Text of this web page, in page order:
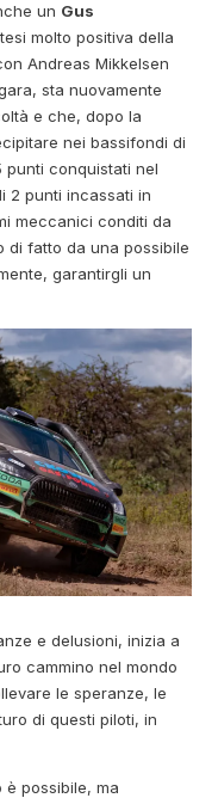
un Gus
molto positiva della
Andreas Mikkelsen
sta nuovamente
e che, dopo la
nei bassifondi di
conquistati nel
2 punti incassati in
meccanici conditi da
di fatto da una possibile
garantirgli un
e delusioni, inizia a
cammino nel mondo
le speranze, le
di questi piloti, in
è possibile, ma